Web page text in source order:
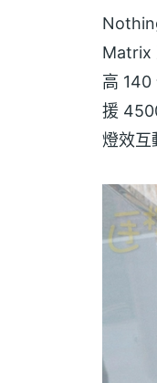
Matrix
高 140
援
燈效互